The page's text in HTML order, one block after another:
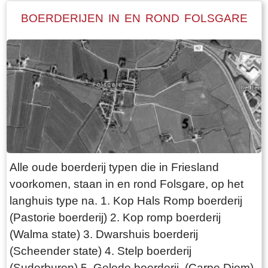
BOERDERIJEN IN EN ROND FOLSGARE
Alle oude boerderij typen die in Friesland
voorkomen, staan in en rond Folsgare, op het
langhuis type na. 1. Kop Hals Romp boerderij
(Pastorie boerderij) 2. Kop romp boerderij
(Walma state) 3. Dwarshuis boerderij
(Scheender state) 4. Stelp boerderij